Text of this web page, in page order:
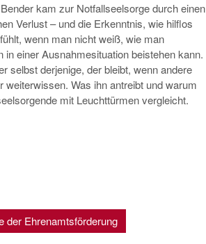
kam zur Notfallseelsorge durch einen
Verlust – und die Erkenntnis, wie hilflos
wenn man nicht weiß, wie man
in einer Ausnahmesituation beistehen kann.
selbst derjenige, der bleibt, wenn andere
weiterwissen. Was ihn antreibt und warum
mit Leuchttürmen vergleicht.
der Ehrenamtsförderung